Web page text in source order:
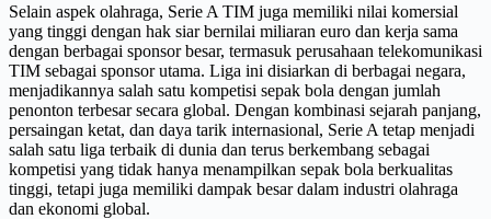
Selain aspek olahraga, Serie A TIM juga memiliki nilai komersial
yang tinggi dengan hak siar bernilai miliaran euro dan kerja sama
dengan berbagai sponsor besar, termasuk perusahaan telekomunikasi
TIM sebagai sponsor utama. Liga ini disiarkan di berbagai negara,
menjadikannya salah satu kompetisi sepak bola dengan jumlah
penonton terbesar secara global. Dengan kombinasi sejarah panjang,
persaingan ketat, dan daya tarik internasional, Serie A tetap menjadi
salah satu liga terbaik di dunia dan terus berkembang sebagai
kompetisi yang tidak hanya menampilkan sepak bola berkualitas
tinggi, tetapi juga memiliki dampak besar dalam industri olahraga
dan ekonomi global.